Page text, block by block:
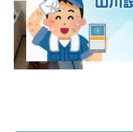
毎日、
と統計
ます。
のは節